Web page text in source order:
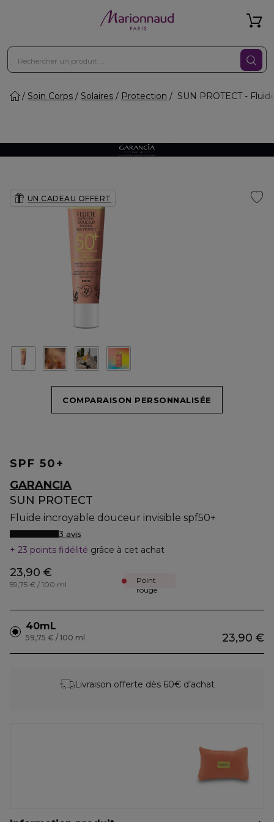
Soin Corps Solaires Protection SUN PROTECT -
UN CADEAU OFFERT
COMPARAISON PERSONNALISÉE
SPF 50+
GARANCIA
SUN PROTECT
Fluide incroyable douceur invisible spf50+
3 avis
23 points fidélité grâce à cet achat
23,90 €
59,75 € / 100 ml
Point
rouge
40mL
23,90 €
59,75 € / 100 ml
Livraison offerte dès 60€ d’achat